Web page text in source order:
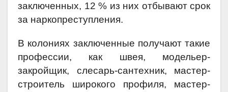
заключенных, 12 % из них отбывают срок
за наркопреступления.
В колониях заключенные получают такие
профессии, как швея, модельер-
закройщик, слесарь-сантехник, мастер-
строитель широкого профиля, мастер-